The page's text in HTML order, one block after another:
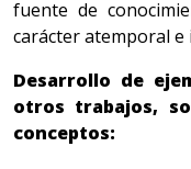
fuente de
carácter atemporal e
Desarrollo de
otros trabajos,
conceptos: